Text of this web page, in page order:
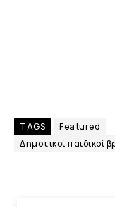
TAGS
Featured
Δημοτικοί παιδικοί